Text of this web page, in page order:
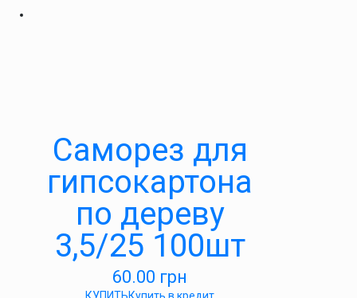
Саморез для
гипсокартона
по дереву
3,5/25 100шт
60.00 грн